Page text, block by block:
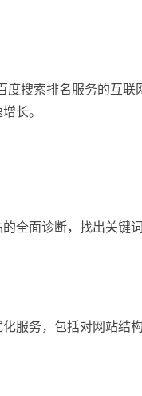
搜索排名服务的互联
长。
全面诊断，找出关键
服务，包括对网站结